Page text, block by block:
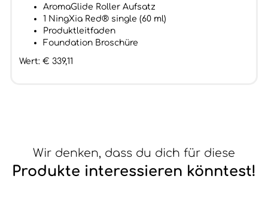
AromaGlide Roller Aufsatz
1 NingXia Red® single (60 ml)
Produktleitfaden
Foundation Broschüre
Wert: € 339,11
Wir denken, dass du dich für diese
Produkte interessieren könntest!